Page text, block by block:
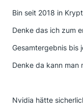
Bin seit 2018 in
Denke das ich zum
Gesamtergebnis bis
Denke da kann man
Nvidia hätte